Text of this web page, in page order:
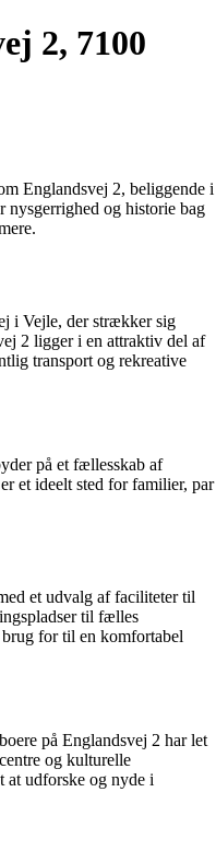
2, 7100
Englandsvej 2, beliggende i
og historie bag
i Vejle, der strækker sig
2 ligger i en attraktiv del af
transport og rekreative
på et fællesskab af
et ideelt sted for familier, par
et udvalg af faciliteter til
til fælles
for til en komfortabel
på Englandsvej 2 har let
og kulturelle
at udforske og nyde i